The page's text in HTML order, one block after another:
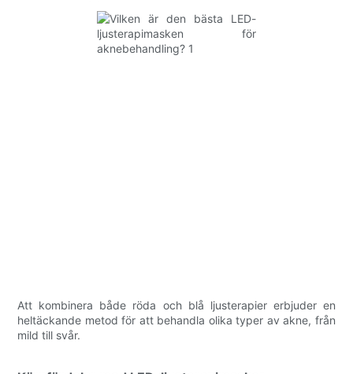
Att kombinera både röda och blå ljusterapier erbjuder en
heltäckande metod för att behandla olika typer av akne, från
mild till svår.